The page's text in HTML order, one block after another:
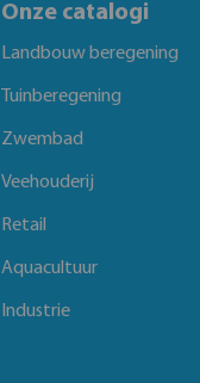
Onze catalogi
Landbouw beregening
Tuinberegening
Zwembad
Veehouderij
Retail
Aquacultuur
Industrie